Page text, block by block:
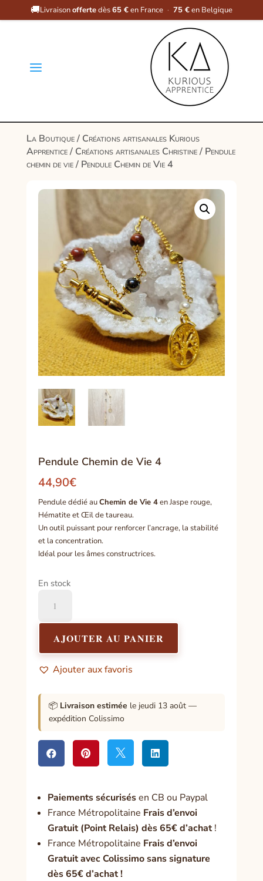
🚚Livraisonoffertedès65 €en France · 75 €en Belgique
a
La Boutique/ Créations artisanales Kurious
Apprentice/ Créations artisanales Christine/ Pendule
chemin de vie/ Pendule Chemin de Vie 4
Pendule Chemin de Vie 4
44,90€
Pendule dédié auChemin de Vie 4en Jaspe rouge,
Hématite et Œil de taureau.
Un outil puissant pour renforcer l’ancrage, la stabilité
et la concentration.
Idéal pour les âmes constructrices.
En stock
Pendule
Chemin
Vie
4
AJOUTER AU PANIER
Ajouter aux favoris
📦 Livraison estimée le jeudi 13 août —
expédition Colissimo
   
Paiements sécurisésen CB ou Paypal
France Métropolitaine Frais d’envoi
Gratuit (Point Relais) dès 65€ d’achat!
France Métropolitaine Frais d’envoi
Gratuit avec Colissimo sans signature
dès 65€ d’achat !